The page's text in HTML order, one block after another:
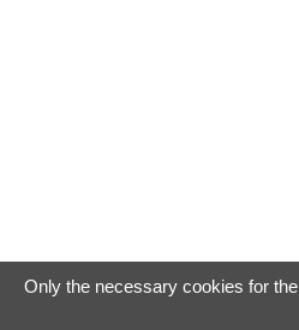
Only the necessary cookies for